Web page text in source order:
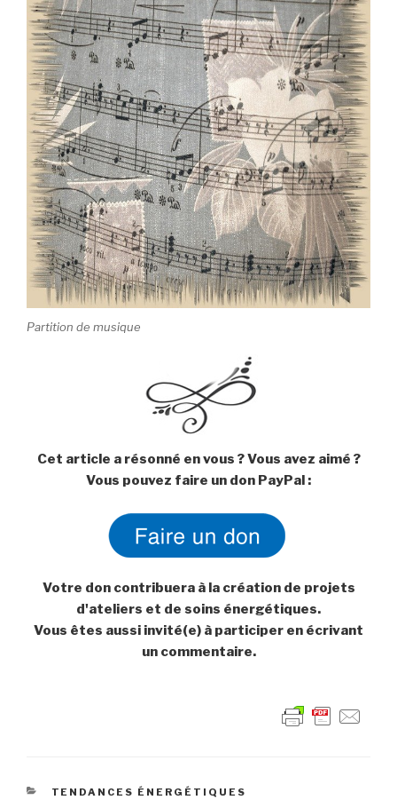
Partition de musique
Cet article a résonné en vous ? Vous avez aimé ?
Vous pouvez faire un don PayPal :
Votre don contribuera à la création de projets
d'ateliers et de soins énergétiques.
Vous êtes aussi invité(e) à participer en écrivant
un commentaire.
CATÉGORIES
TENDANCES ÉNERGÉTIQUES